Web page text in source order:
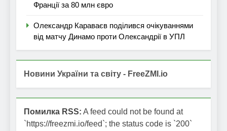
Франції за 80 млн євро
Олександр Караваєв поділився очікуваннями
від матчу Динамо проти Олександрії в УПЛ
Новини України та світу - FreeZMI.io
Помилка RSS: A feed could not be found at
`https://freezmi.io/feed`; the status code is `200`